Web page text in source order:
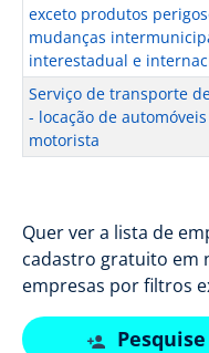
exceto produtos
mudanças
interestadual e
Serviço de transporte
- locação de
motorista
Quer ver a lista de
cadastro gratuito em
empresas por filtros